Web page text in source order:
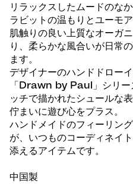
リラックスしたムードのな
ラビットの温もりとユーモ
肌触りの良い上質なオーガ
り、柔らかな風合いが日常
ます。
デザイナーのハンドドロー
「Drawn by Paul」シリー
ッチで描かれたシュールな
佇まいに遊び心をプラス。
ハンドメイドのフィーリン
が、いつものコーディネイ
添えるアイテムです。
中国製